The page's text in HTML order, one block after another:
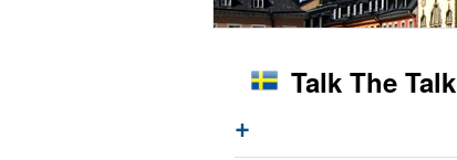
Talk The Talk
+